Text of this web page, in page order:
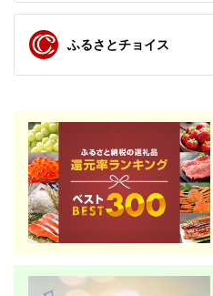
出典：ふるさとチョイ
ス
東京都渋谷区
お花屋さんのカフェ
5.0
7,000
出典：ふるさとチョイ
ス
兵庫県 神戸市
「ホテル ラ・スイー
ー券
5.0
寄付金額:
ふるさとチョイス